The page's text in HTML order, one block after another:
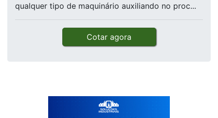
qualquer tipo de maquinário auxiliando no proc...
Cotar agora